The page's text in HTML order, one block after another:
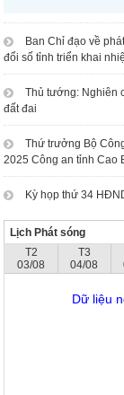
Ban Chỉ đạo về
đổi số tỉnh triển khai
Thủ tướng: Nghiên
đất đai
Thứ trưởng Bộ
2025 Công an tỉnh Cao
Kỳ họp thứ 34
Lịch Phát sóng
T2
03/08
T3
04/08
Dữ liệu